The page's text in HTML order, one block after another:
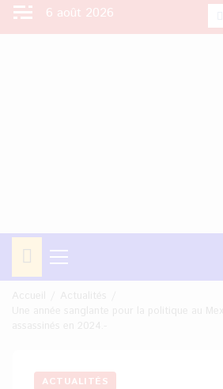
Aller
6 août 2026
Menu
principal
ACTUALITÉS